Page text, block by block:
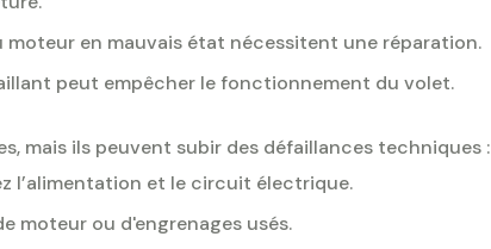
moteur en mauvais état nécessitent une réparation.
peut empêcher le fonctionnement du volet.
mais ils peuvent subir des défaillances techniques :
l’alimentation et le circuit électrique.
moteur ou d'engrenages usés.